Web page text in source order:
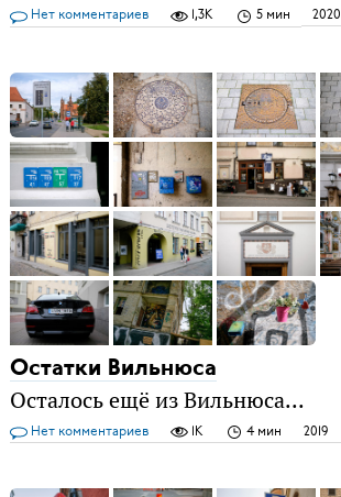
Нет комментариев 1,3K 5 мин 2020
Остатки Вильнюса
Осталось ещё из Вильнюса...
Нет комментариев 1K 4 мин 2019